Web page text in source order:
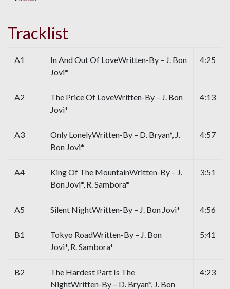
Tracklist
A1
In And Out Of LoveWritten-By – J. Bon
Jovi*
4:25
A2
The Price Of LoveWritten-By – J. Bon
Jovi*
4:13
A3
Only LonelyWritten-By – D. Bryan*, J.
Bon Jovi*
4:57
A4
King Of The MountainWritten-By – J.
Bon Jovi*, R. Sambora*
3:51
A5 Silent NightWritten-By – J. Bon Jovi* 4:56
B1
Tokyo RoadWritten-By – J. Bon
Jovi*, R. Sambora*
5:41
B2
The Hardest Part Is The
NightWritten-By – D. Bryan*, J. Bon
4:23